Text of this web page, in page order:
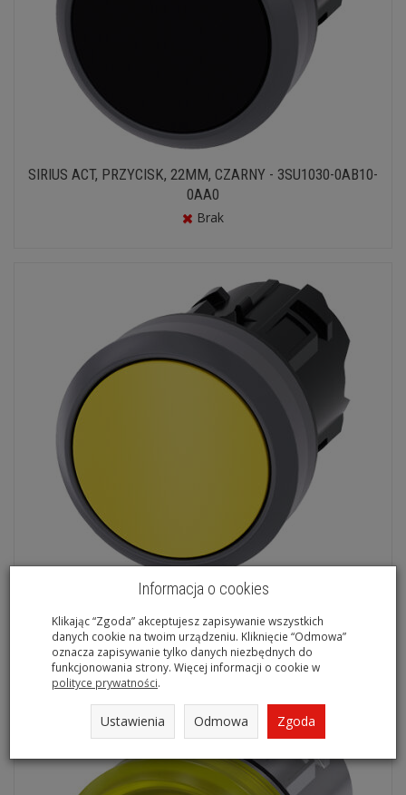
SIRIUS ACT, PRZYCISK, 22MM, CZARNY - 3SU1030-0AB10-
0AA0
Brak
SIRIUS ACT, PRZYCISK, 22MM, ŻÓŁTY - 3SU1030-0AB30-
0AA0
Brak
Informacja o cookies
Klikając “Zgoda” akceptujesz zapisywanie wszystkich
danych cookie na twoim urządzeniu. Kliknięcie “Odmowa”
oznacza zapisywanie tylko danych niezbędnych do
funkcjonowania strony. Więcej informacji o cookie w
polityce prywatności.
Ustawienia Odmowa Zgoda